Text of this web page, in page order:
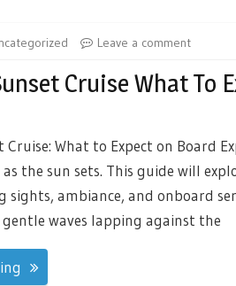
Leave a comment
Cruise What To
Cruise: What to Expect on Board
the sun sets. This guide will
sights, ambiance, and onboard
waves lapping against the